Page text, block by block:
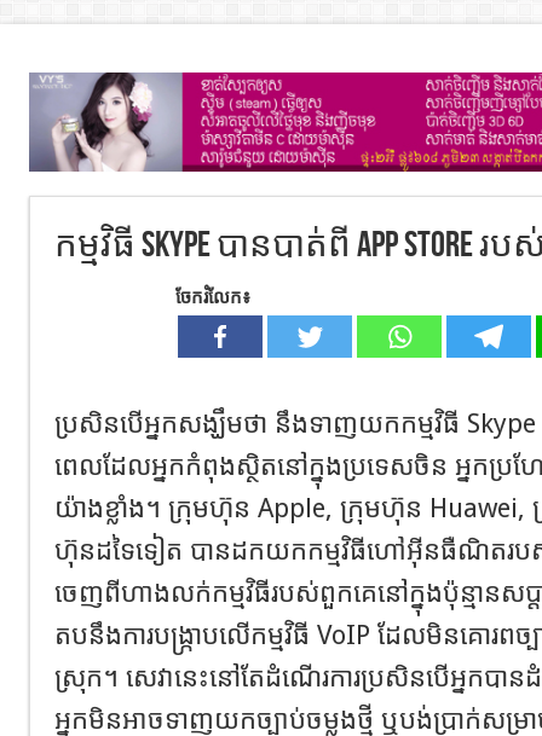
កម្មវិធី Skype បានបាត់ពី App Store
ចែករំលែក៖
ប្រសិនបើអ្នកសង្ឃឹមថា នឹងទាញយកកម្មវិធី Skype
ពេលដែលអ្នកកំពុងស្ថិតនៅក្នុងប្រទេសចិន អ្នកប្រហែ
យ៉ាងខ្លាំង។ ក្រុមហ៊ុន Apple, ក្រុមហ៊ុន
ហ៊ុនដទៃទៀត បានដកយកកម្មវិធីហៅអ៊ីនធឺណិតរ
ចេញពីហាងលក់កម្មវិធីរបស់ពួកគេនៅក្នុងប៉ុន្មានសប្ត
តបនឹងការបង្ក្រាបលើកម្មវិធី VoIP ដែលមិនគោរ
ស្រុក។ សេវានេះនៅតែដំណើរការប្រសិនបើអ្នកបាន
អ្នកមិនអាចទាញយកច្បាប់ចម្លងថ្មី ឬបង់ប្រាក់ស